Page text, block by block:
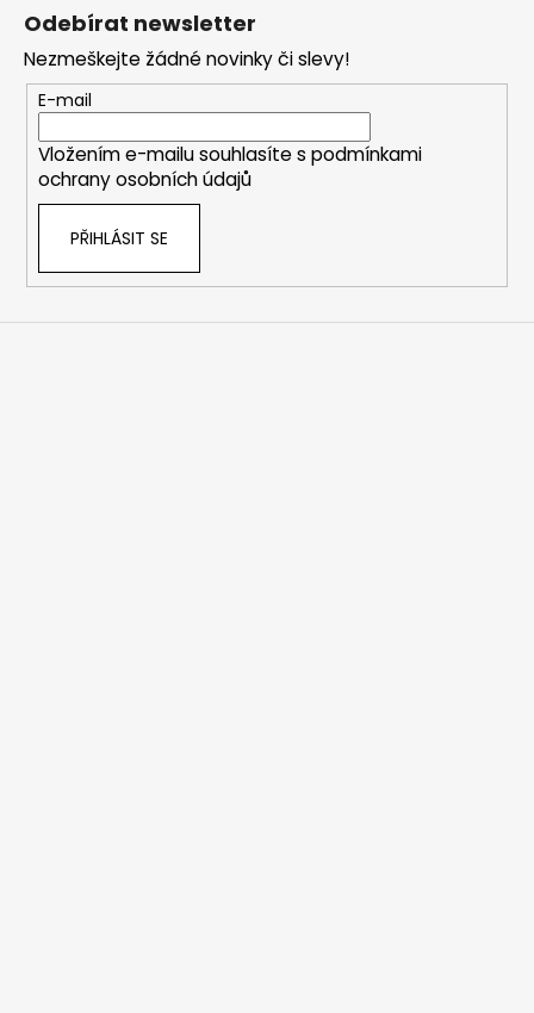
Odebírat newsletter
Nezmeškejte žádné novinky či slevy!
E-mail
Vložením e-mailu souhlasíte s podmínkami
ochrany osobních údajů
PŘIHLÁSIT SE